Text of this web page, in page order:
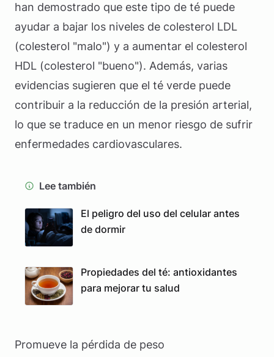
han demostrado que este tipo de té puede
ayudar a bajar los niveles de colesterol LDL
(colesterol "malo") y a aumentar el colesterol
HDL (colesterol "bueno"). Además, varias
evidencias sugieren que el té verde puede
contribuir a la reducción de la presión arterial,
lo que se traduce en un menor riesgo de sufrir
enfermedades cardiovasculares.
Lee también
El peligro del uso del celular antes
de dormir
Propiedades del té: antioxidantes
para mejorar tu salud
Promueve la pérdida de peso